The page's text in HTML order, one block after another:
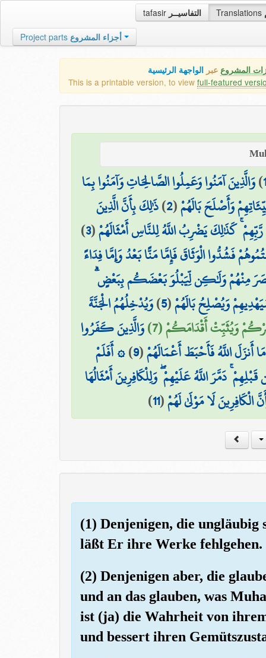
tafasir التفاسيــر Translations
Project parts أجزاء المشروع
المشروع عبر الواجهة الرئيسية
This is a printable version, to view full-featured
1
)وَالَّذِينَ آمَنُوا وَعَمِلُوا الصَّالِحَاتِ وَآمَنُوا بِمَا
وَأَصْلَحَ بَالَهُمْ(
2
)ذَٰلِكَ بِأَنَّ الَّذِينَ
رَّبِّهِمْ ۚ كَذَٰلِكَ يَضْرِبُ اللَّهُ لِلنَّاسِ أَمْثَالَهُمْ(
3
)
فَشُدُّوا الْوَثَاقَ فَإِمَّا مَنًّا بَعْدُ وَإِمَّا فِدَاءً
مِنْهُمْ وَلَٰكِن لِّيَبْلُوَ بَعْضَكُم بِبَعْضٍ
وَيُصْلِحُ بَالَهُمْ(
5
)وَيُدْخِلُهُمُ الْجَنَّةَ
وَيُثَبِّتْ أَقْدَامَكُمْ (7) وَالَّذِينَ كَفَرُوا
أَنزَلَ اللَّهُ فَأَحْبَطَ أَعْمَالَهُمْ(
9
)۞ أَفَلَمْ
دَمَّرَ اللَّهُ عَلَيْهِمْ ۖ وَلِلْكَافِرِينَ أَمْثَالُهَا
الْكَافِرِينَ لَا مَوْلَىٰ لَهُمْ(
11
)
(1) Denjenigen, die ungläubig
läßt Er ihre Werke fehlgehen.
(2) Denjenigen aber, die
und an das glauben, was
ist (ja) die Wahrheit von
und bessert ihren